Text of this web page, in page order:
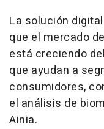
La solución
que el mercado
está creciendo
que ayudan a
consumidores,
el análisis de
Ainia.